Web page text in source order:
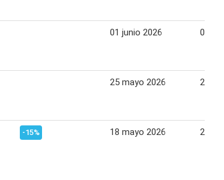
01 junio 2026 06
25 mayo 2026 29
-15% 18 mayo 2026 22